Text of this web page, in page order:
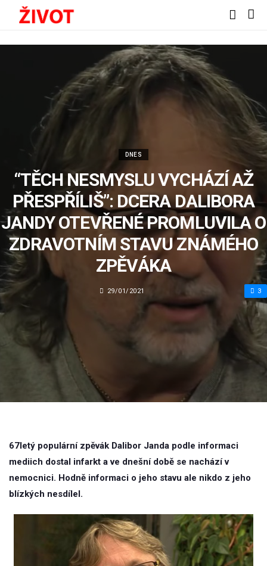
DNES
“TĚCH NESMYSLU VYCHÁZÍ AŽ
PŘESPŘÍLIŠ”: DCERA DALIBORA
JANDY OTEVŘENÉ PROMLUVILA O
ZDRAVOTNÍM STAVU ZNÁMÉHO
ZPĚVÁKA
29/01/2021 3
67letý populární zpěvák Dalibor Janda podle informaci
mediich dostal infarkt a ve dnešní době se nachází v
nemocnici. Hodně informaci o jeho stavu ale nikdo z jeho
blízkých nesdílel.